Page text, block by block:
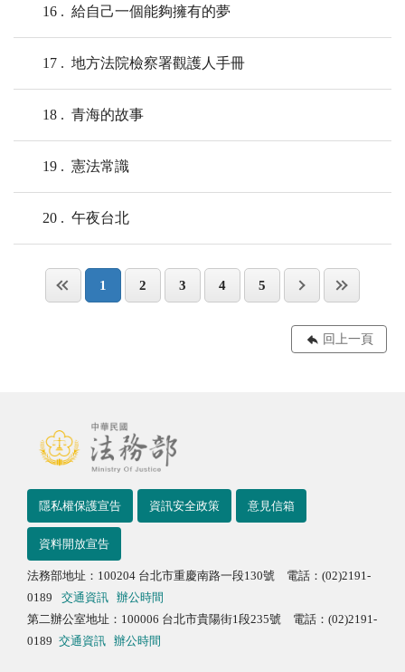
16 給自己一個能夠擁有的夢
17 地方法院檢察署觀護人手冊
18 青海的故事
19 憲法常識
20 午夜台北
1 2 3 4 5
回上一頁
隱私權保護宣告 資訊安全政策 意見信箱
資料開放宣告
法務部地址：100204 台北市重慶南路一段130號 電話：(02)2191-
0189
交通資訊
辦公時間
第二辦公室地址：100006 台北市貴陽街1段235號 電話：(02)2191-
0189 交通資訊 辦公時間